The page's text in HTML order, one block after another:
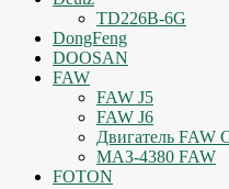
TD226B-6G
DongFeng
DOOSAN
FAW
FAW J5
FAW J6
Двигатель FAW
МАЗ-4380 FAW
FOTON